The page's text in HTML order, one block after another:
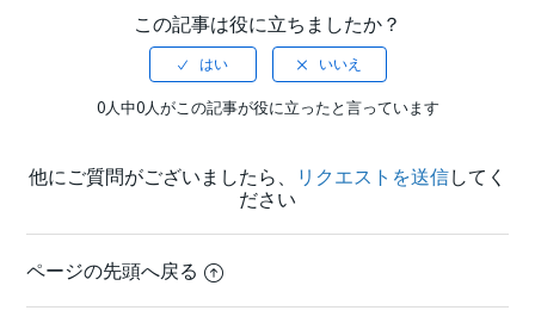
この記事は役に立ちましたか？
0人中0人がこの記事が役に立ったと言っています
他にご質問がございましたら、 リクエストを送信してく
ださい
ページの先頭へ戻る